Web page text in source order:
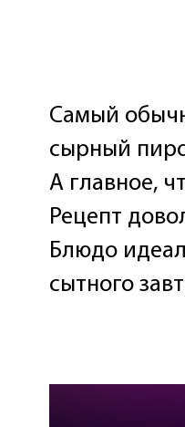
Самый
сырный
А главное,
Рецепт
Блюдо
сытного